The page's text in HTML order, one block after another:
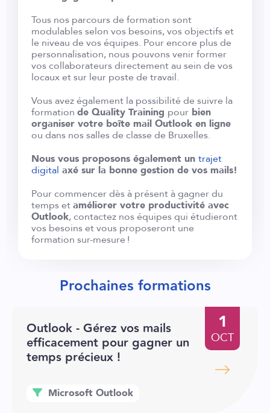
Tous nos parcours de formation sont
modulables selon vos besoins, vos objectifs et
le niveau de vos équipes. Pour encore plus de
personnalisation, nous pouvons venir former
vos collaborateurs directement au sein de vos
locaux et sur leur poste de travail.
Vous avez également la possibilité de suivre la
formation de Quality Training pour bien
organiser votre boîte mail Outlook en ligne
ou dans nos salles de classe de Bruxelles.
Nous vous proposons également un trajet
digital axé sur la bonne gestion de vos mails!
Pour commencer dès à présent à gagner du
temps etaméliorer votre productivité avec
Outlook, contactez nos équipes qui étudieront
vos besoins et vous proposeront une
formation sur-mesure !
Prochaines formations
1
OCT
Outlook - Gérez vos mails
efficacement pour gagner un
temps précieux !
Microsoft Outlook